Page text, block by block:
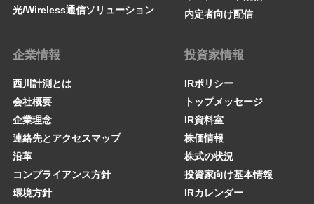
光/Wireless通信ソリューション
内定者向け配信
企業情報
西川計測とは
会社概要
企業理念
連絡先とアクセスマップ
沿革
コンプライアンス方針
環境方針
投資家情報
IRポリシー
トップメッセージ
IR資料室
株価情報
株式の状況
投資家向け基本情報
IRカレンダー